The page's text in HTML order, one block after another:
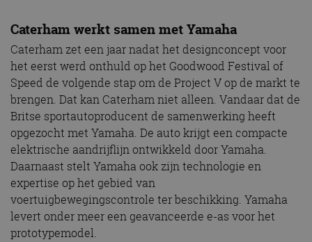
Caterham werkt samen met Yamaha
Caterham zet een jaar nadat het designconcept voor
het eerst werd onthuld op het Goodwood Festival of
Speed ​​de volgende stap om de Project V op de markt te
brengen. Dat kan Caterham niet alleen. Vandaar dat de
Britse sportautoproducent de samenwerking heeft
opgezocht met Yamaha. De auto krijgt een compacte
elektrische aandrijflijn ontwikkeld door Yamaha.
Daarnaast stelt Yamaha ook zijn technologie en
expertise op het gebied van
voertuigbewegingscontrole ter beschikking. Yamaha
levert onder meer een geavanceerde e-as voor het
prototypemodel.